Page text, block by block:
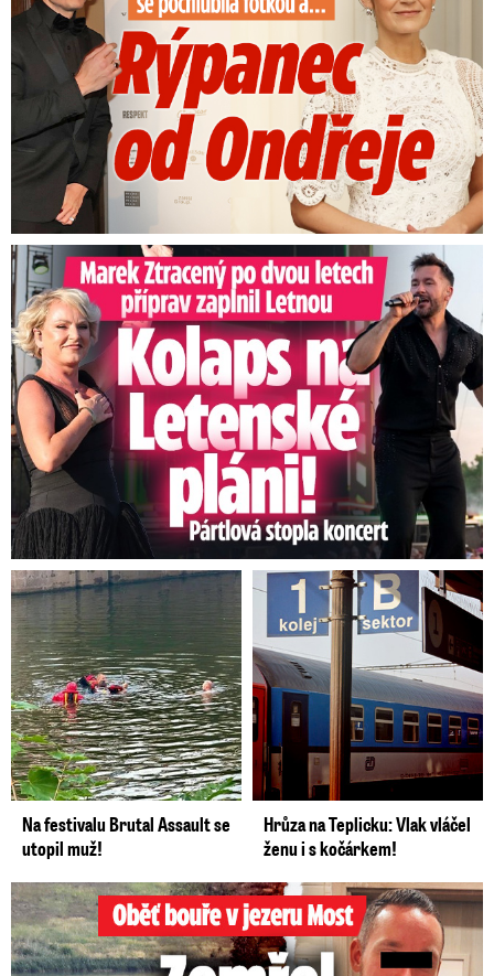
Marek Ztracený na Letné: Pártlová stopla koncert
Na festivalu Brutal Assault se
utopil muž!
Hrůza na Teplicku: Vlak vláčel
ženu i s kočárkem!
Oběť bouře v jezeru Most: Zemřel táta Dominik (†28)